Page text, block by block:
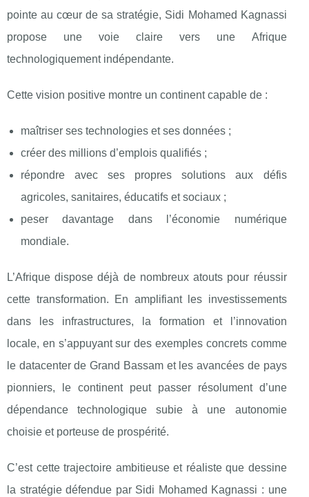
pointe au cœur de sa stratégie, Sidi Mohamed Kagnassi
propose une voie claire vers une Afrique
technologiquement indépendante.
Cette vision positive montre un continent capable de :
maîtriser ses technologies et ses données ;
créer des millions d’emplois qualifiés ;
répondre avec ses propres solutions aux défis
agricoles, sanitaires, éducatifs et sociaux ;
peser davantage dans l’économie numérique
mondiale.
L’Afrique dispose déjà de nombreux atouts pour réussir
cette transformation. En amplifiant les investissements
dans les infrastructures, la formation et l’innovation
locale, en s’appuyant sur des exemples concrets comme
le datacenter de Grand Bassam et les avancées de pays
pionniers, le continent peut passer résolument d’une
dépendance technologique subie à une autonomie
choisie et porteuse de prospérité.
C’est cette trajectoire ambitieuse et réaliste que dessine
la stratégie défendue par Sidi Mohamed Kagnassi : une